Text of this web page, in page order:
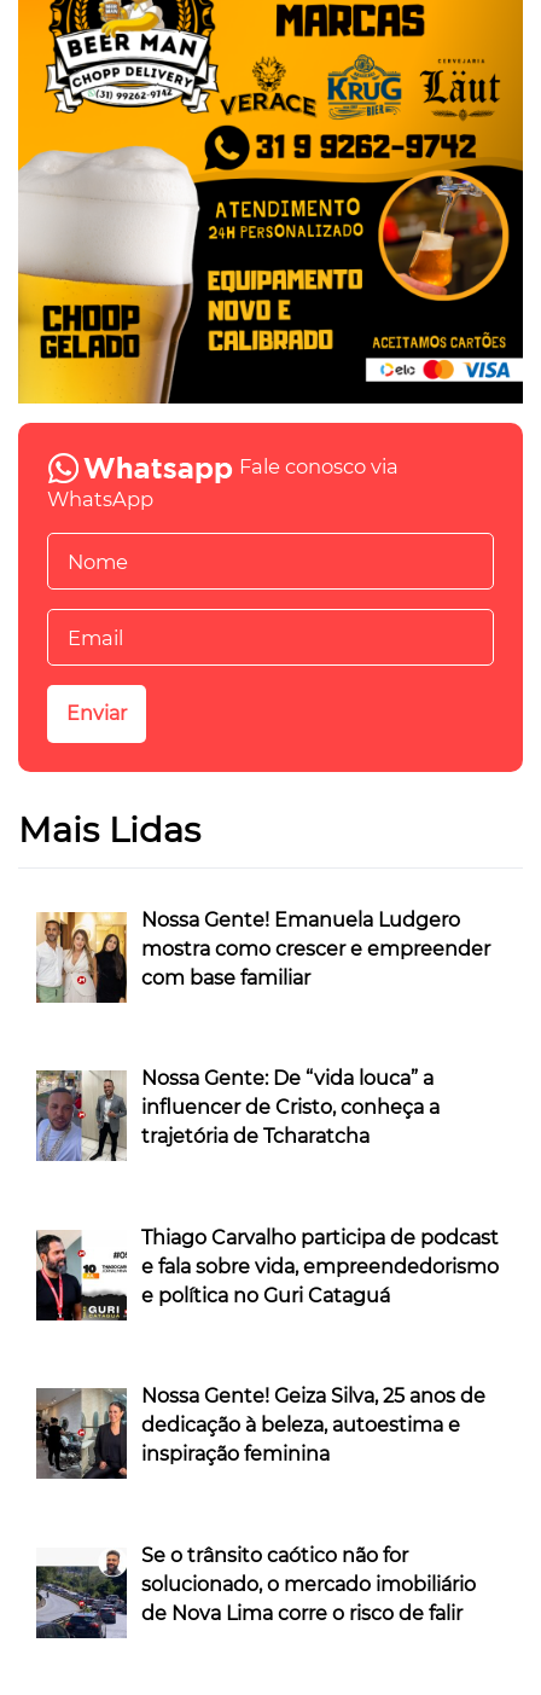
Fale conosco via
WhatsApp
Mais Lidas
Nossa Gente! Emanuela Ludgero
mostra como crescer e empreender
com base familiar
Nossa Gente: De “vida louca” a
influencer de Cristo, conheça a
trajetória de Tcharatcha
Thiago Carvalho participa de podcast
e fala sobre vida, empreendedorismo
e política no Guri Cataguá
Nossa Gente! Geiza Silva, 25 anos de
dedicação à beleza, autoestima e
inspiração feminina
Se o trânsito caótico não for
solucionado, o mercado imobiliário
de Nova Lima corre o risco de falir